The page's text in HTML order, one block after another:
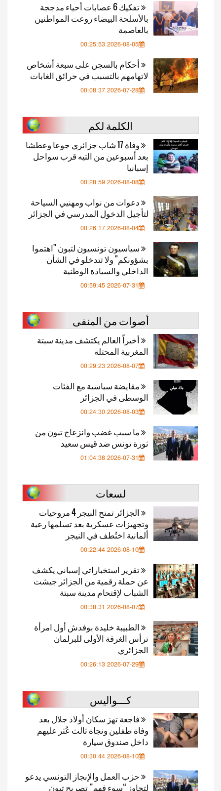
تفكيك 6 عصابات أحياء مدججة
بالأسلحة البيضاء روعت المواطنين
بالعاصمة
2026-08-05 00:25:53
أحكام بالسجن على سبعة أشخاص
لاتهامهم بالتسبب في حرائق الغابات
2026-07-28 00:08:37
الكلمة لكم
وفاة 17 شاب جزائري جوعا وعطشا
بعد أسبوعين من التيه قرب سواحل
إسبانيا
2026-08-08 00:28:59
دعوات من نواب ومهنيي السياحة
لتأجيل الدخول المدرسي في الجزائر
2026-08-04 00:26:17
سياسيون تونسيون لتبون "اهتموا
بشؤونكم" ولا تتدخلو في الشأن
الداخلي والسيادة الوطنية
2026-07-31 00:59:45
أصوات من المنفى
أخيراً العالم يكتشف مدينة سبتة
المغربية المحتلة
2026-08-07 00:29:23
مقايضة سياسية مع الفئات
الوسطى في الجزائر
2026-08-03 00:24:30
ما سبب غضب وانزعاج تبون من
ثورة تونس ضد قيس سعيد
2026-07-31 01:04:38
لسعات
الجزائر تمنح النيجر 4 مروحيات
وتجهيزات عسكرية بعد تسلمها رعية
ألمانية اختُطف في النيجر
2026-08-10 00:22:44
تقرير استخباراتي إسباني يكشف
عن حملة رقمية من الجزائر جيشت
الشباب لإقتحام مدينة سبتة
2026-08-07 00:38:31
الطبيبة خليدة بوفدش أول امرأة
ترأس الغرفة الأولى للبرلمان
الجزائري
2026-07-29 00:26:13
كـــواليس
فاجعة تهز سكان أولاد جلال بعد
وفاة طفلين ونجاة ثالث عُثر عليهم
داخل صندوق سيارة
2026-08-10 00:30:44
حزب العمل والإنجاز التونسي يدعو
لتجاوز “سوء فهم” تصريح تبون